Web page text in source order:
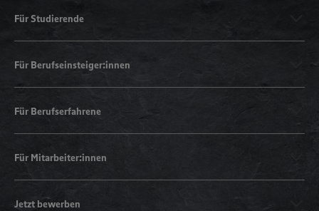
Für Studierende
Für Berufseinsteiger:innen
Für Berufserfahrene
Für Mitarbeiter:innen
Jetzt bewerben